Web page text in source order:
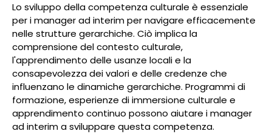
Lo sviluppo della competenza culturale è essenziale
per i manager ad interim per navigare efficacemente
nelle strutture gerarchiche. Ciò implica la
comprensione del contesto culturale,
l'apprendimento delle usanze locali e la
consapevolezza dei valori e delle credenze che
influenzano le dinamiche gerarchiche. Programmi di
formazione, esperienze di immersione culturale e
apprendimento continuo possono aiutare i manager
ad interim a sviluppare questa competenza.